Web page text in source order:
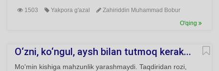
1503 Yakpora g'azal
Zahiriddin Muhammad Bobur
O'qing
O‘zni, ko‘ngul, aysh bilan tutmoq kerak...
Mo'min kishiga mahzunlik yarashmaydi. Taqdiridan rozi,